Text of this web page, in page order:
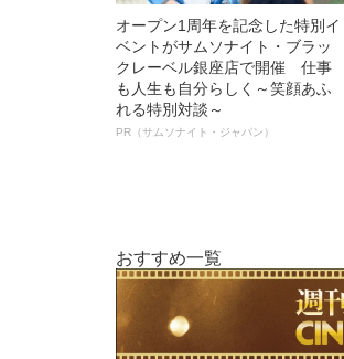
オープン1周年を記念した特別イ
ベントがサムソナイト・ブラッ
クレーベル銀座店で開催 仕事
も人生も自分らしく～笑顔あふ
れる特別対談～
PR（サムソナイト・ジャパン）
おすすめ一覧